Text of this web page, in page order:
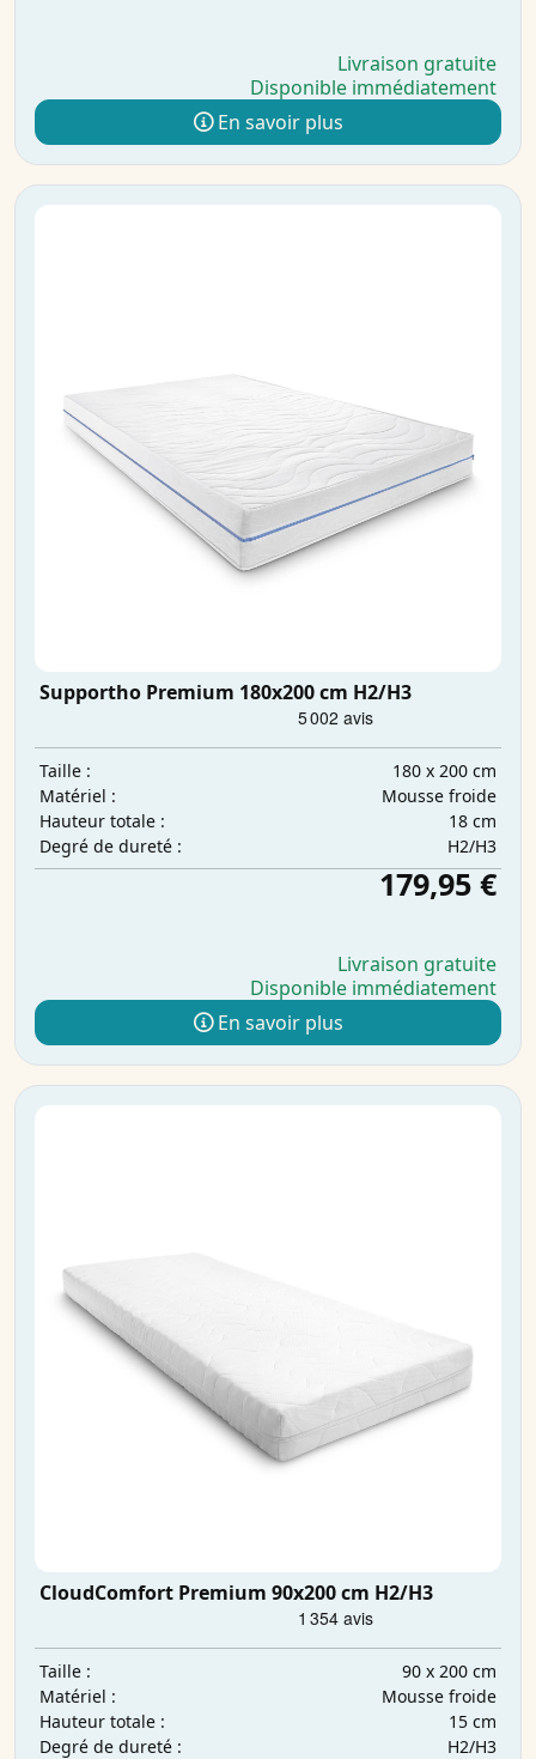
Livraison gratuite
Disponible immédiatement
En savoir plus
Supportho Premium 180x200 cm H2/H3
Taille :
180 x 200 cm
Matériel :
Mousse froide
Hauteur totale :
18 cm
Degré de dureté :
H2/H3
179,95 €
Livraison gratuite
Disponible immédiatement
En savoir plus
CloudComfort Premium 90x200 cm H2/H3
Taille :
90 x 200 cm
Matériel :
Mousse froide
Hauteur totale :
15 cm
Degré de dureté :
H2/H3